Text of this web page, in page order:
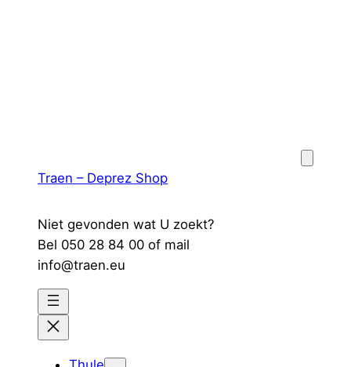
Traen – Deprez Shop
Niet gevonden wat U zoekt?
Bel 050 28 84 00 of mail
info@traen.eu